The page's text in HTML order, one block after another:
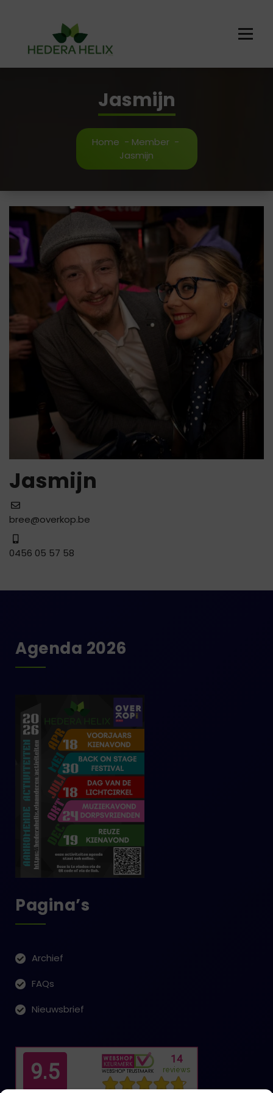
inhoud
Jasmijn
Home - Member-
Jasmijn
Jasmijn
bree@overkop.be
0456 05 57 58
Agenda 2026
Pagina’s
Archief
FAQs
Nieuwsbrief